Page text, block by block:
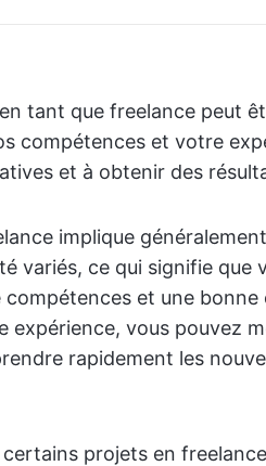
tant que freelance peut
compétences et votre
et à obtenir des
implique
variés, ce qui signifie que
compétences et une
expérience, vous pouvez
rapidement les
projets en